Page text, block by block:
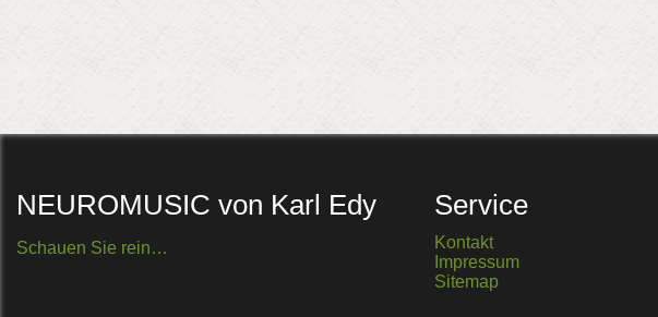
NEUROMUSIC von Karl Edy
Schauen Sie rein…
Service
Kontakt
Impressum
Sitemap